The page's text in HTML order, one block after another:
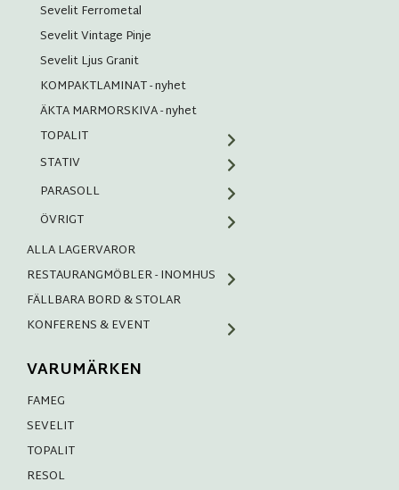
Sevelit Ferrometal
Sevelit Vintage Pinje
Sevelit Ljus Granit
KOMPAKTLAMINAT - nyhet
ÄKTA MARMORSKIVA - nyhet
TOPALIT
STATIV
PARASOLL
ÖVRIGT
ALLA LAGERVAROR
RESTAURANGMÖBLER - INOMHUS
FÄLLBARA BORD & STOLAR
KONFERENS & EVENT
VARUMÄRKEN
FAMEG
SEVELIT
TOPALIT
RESOL